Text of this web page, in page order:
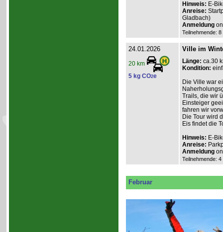
Hinweis: E-
Anreise:
Gladbach)
Anmeldung
Teilnehmende:
24.01.2026
20 km
5 kg CO2e
Ville im
Länge: ca.30
Kondition:
Die Ville war
Trails, die wir
Einsteiger
fahren wir
Die Tour wird
Eis findet die
Hinweis: E-
Anreise:
Anmeldung
Teilnehmende:
Februar